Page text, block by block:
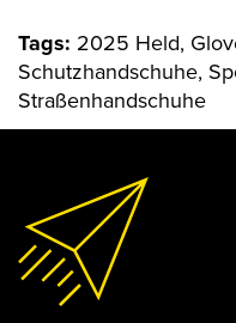
Tags: 2025 Held,
Schutzhandschuhe,
Straßenhandschuhe